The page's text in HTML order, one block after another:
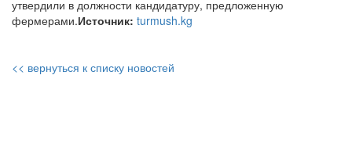
утвердили в должности кандидатуру, предложенную
фермерами.Источник: turmush.kg
<< вернуться к списку новостей